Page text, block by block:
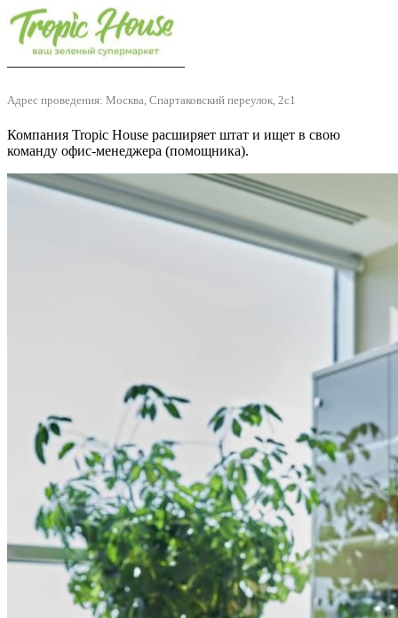
Адрес проведения: Москва, Спартаковский переулок, 2с1
Компания Tropic House расширяет штат и ищет в свою
команду офис-менеджера (помощника).